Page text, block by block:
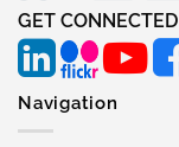
GET CONNECTED
Navigation